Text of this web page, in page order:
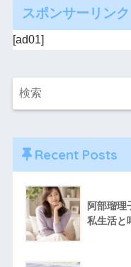
スポンサーリンク
[ad01]
Recent Posts
阿部瑠理
私生活と